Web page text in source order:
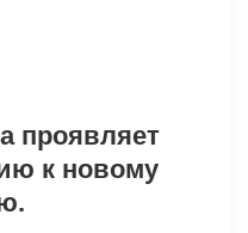
проявляет
к новому